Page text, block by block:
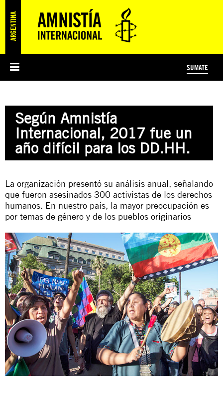
PREGUNTAS FRECUENTES
ÁREAS TEMÁTICAS
JUSTICIA INTERNACIONAL
EDUCACIÓN EN DERECHOS HUMANOS Y JÓVENES
PRENSA
SUSCRIBITE
SUMATE
PREGUNTAS FRECUENTES
Según Amnistía
Internacional, 2017 fue un
año difícil para los DD.HH.
La organización presentó su análisis anual, señalando
que fueron asesinados 300 activistas de los derechos
humanos. En nuestro país, la mayor preocupación es
por temas de género y de los pueblos originarios